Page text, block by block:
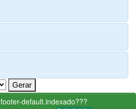
default.indexado???